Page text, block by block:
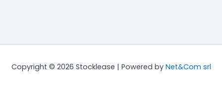
Copyright © 2026 Stocklease | Powered by Net&Com srl